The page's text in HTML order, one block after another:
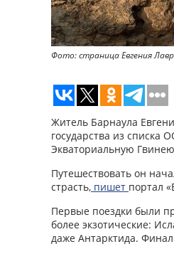
Фото: страница Евгения
Житель Барнаула
государства из списка
Экваториальную
Путешествовать он
страсть, пишет портал
Первые поездки были
более экзотические:
даже Антарктида.